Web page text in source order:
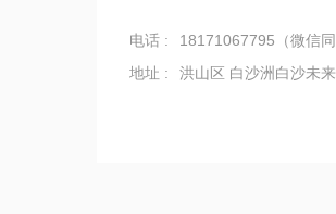
电话 :
18171067795（微信同
地址 :
洪山区 白沙洲白沙未